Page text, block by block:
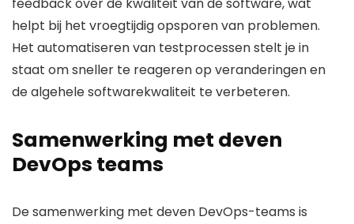
helpt bij het vroegtijdig opsporen van problemen.
Het automatiseren van testprocessen stelt je in
staat om sneller te reageren op veranderingen en
de algehele softwarekwaliteit te verbeteren.
Samenwerking met deven
DevOps teams
De samenwerking met deven DevOps-teams is